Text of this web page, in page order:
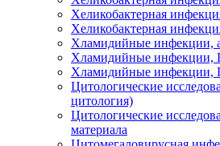
Хеликобактерная
Хеликобактерная
Хламидийные инфекции,
Хламидийные
Хламидийные
Цитологические
цитология)
Цитологические
материала